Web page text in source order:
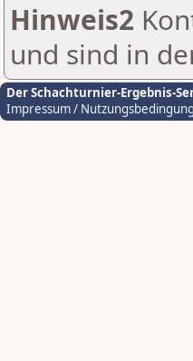
Hinweis2
und sind in
Der Schachturnier-Ergebnis-
Impressum /